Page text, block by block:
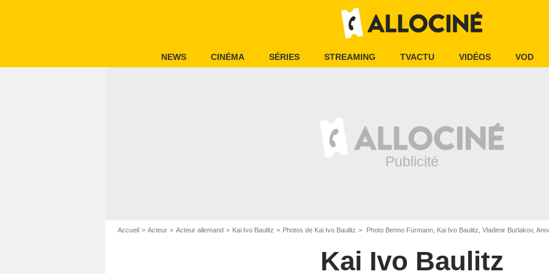
NEWS CINÉMA SÉRIES STREAMING TVACTU VIDÉOS VOD
Accueil Acteur Acteur allemand Kai Ivo Baulitz Photos de Kai Ivo Baulitz Photo Benno Fürmann, Kai Ivo Baulitz, Vladimir Burlakov,
Kai Ivo Baulitz